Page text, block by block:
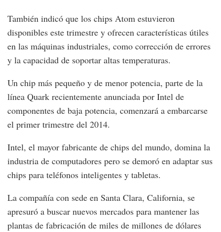
También indicó que los chips Atom estuvieron
disponibles este trimestre y ofrecen características útiles
en las máquinas industriales, como corrección de errores
y la capacidad de soportar altas temperaturas.
Un chip más pequeño y de menor potencia, parte de la
línea Quark recientemente anunciada por Intel de
componentes de baja potencia, comenzará a embarcarse
el primer trimestre del 2014.
Intel, el mayor fabricante de chips del mundo, domina la
industria de computadores pero se demoró en adaptar sus
chips para teléfonos inteligentes y tabletas.
La compañía con sede en Santa Clara, California, se
apresuró a buscar nuevos mercados para mantener las
plantas de fabricación de miles de millones de dólares